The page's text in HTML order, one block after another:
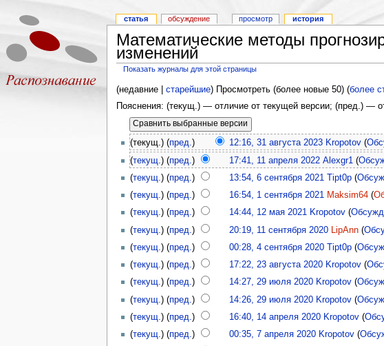
Математические методы
изменений
Показать журналы для этой страницы
(недавние | старейшие) Просмотреть (более новые 50) (более
Пояснения: (текущ.) — отличие от текущей версии; (пред.) —
(текущ.) (пред.) 12:16, 31 августа 2023 Kropotov(
(текущ. ) (пред. ) 17:41, 11 апреля 2022 Alexgr1 (
(текущ.) (пред.) 13:54, 6 сентября 2021 Tipt0p(
(текущ.) (пред.) 16:54, 1 сентября 2021 Maksim64(
(текущ.) (пред.) 14:44, 12 мая 2021 Kropotov(
(текущ. ) (пред. ) 20:19, 11 сентября 2020 LipAnn(
(текущ.) (пред.) 00:28, 4 сентября 2020 Tipt0p(
(текущ.) (пред.) 17:22, 23 августа 2020 Kropotov(
(текущ.) (пред.) 14:27, 29 июля 2020 Kropotov(
(текущ. ) (пред. ) 14:26, 29 июля 2020 Kropotov(
(текущ.) (пред.) 16:40, 14 апреля 2020 Kropotov(
(текущ.) (пред.) 00:35, 7 апреля 2020 Kropotov(
статья обсуждение просмотр история